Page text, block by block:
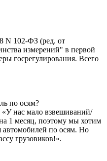
N 102-ФЗ (ред. от
измерений" в первой
госрегулирования. Всего
по осям?
нас мало взвешиваний/
1 месяц, поэтому мы хотим
автомобилей по осям. Но
грузовиков!».